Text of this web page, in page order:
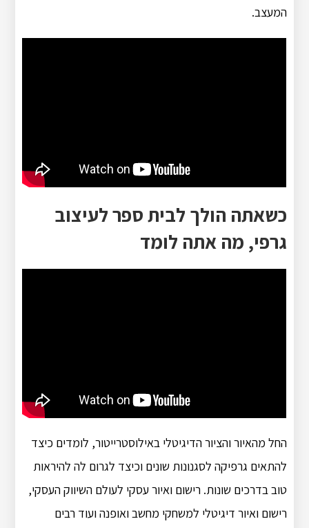
המעצב.
כשאתה הולך לבית ספר לעיצוב
גרפי, מה אתה לומד
החל מהאיור והציור הדיגיטלי באילוסטרייטור, לומדים כיצד
להתאים גרפיקה לסגנונות שונים וכיצד לגרום לה להיראות
טוב בדרכים שונות. רישום ואיור עסקי לעולם השיווק העסקי,
רישום ואיור דיגיטלי למשחקי מחשב ואופנה ועוד רבים